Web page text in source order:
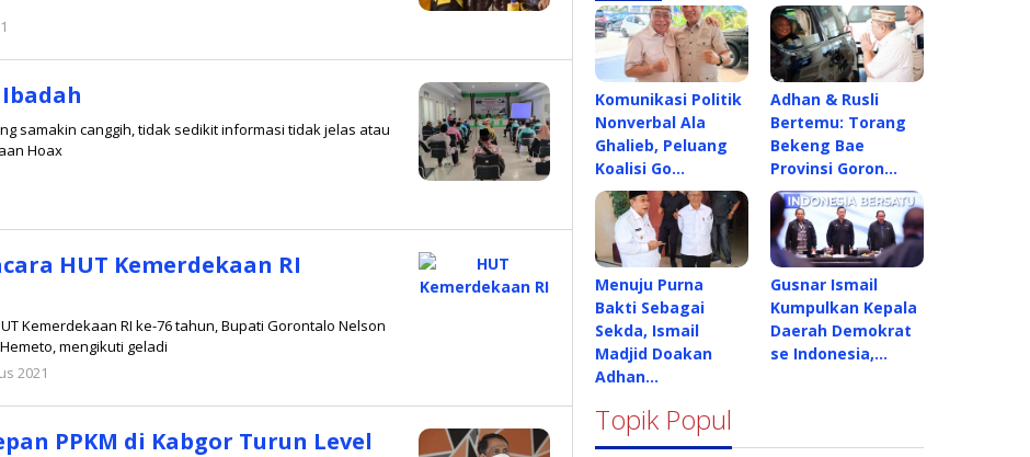
samakin canggih, tidak sedikit informasi tidak jelas atau
Hoax
HUT Kemerdekaan RI
Kemerdekaan RI ke-76 tahun, Bupati Gorontalo Nelson
mengikuti geladi
2021
PPKM di Kabgor Turun Level
Komunikasi Politik
Nonverbal Ala
Ghalieb, Peluang
Koalisi Go…
Adhan & Rusli
Bertemu: Torang
Bekeng Bae
Provinsi Goron…
Menuju Purna
Bakti Sebagai
Sekda, Ismail
Madjid Doakan
Adhan…
Gusnar Ismail
Kumpulkan Kepala
Daerah Demokrat
se Indonesia,…
Topik Popul